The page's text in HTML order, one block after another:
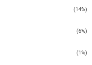
(14%)
(6%)
(1%)